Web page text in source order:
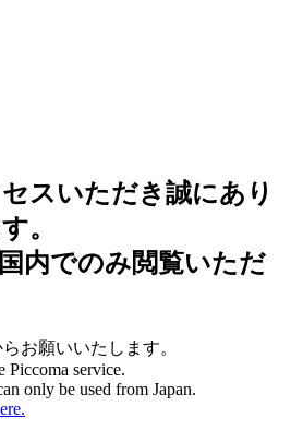
スいただき誠にあり
。
内でのみ閲覧いただ
お願いいたします。
Piccoma service.
only be used from Japan.